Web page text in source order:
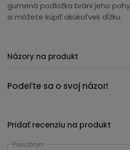
gumená podložka bráni jeho
si môžete kúpiť akúkoľvek dĺžku.
Názory na produkt
Podeľte sa o svoj názor!
Pridať recenziu na produkt
Pseudónym